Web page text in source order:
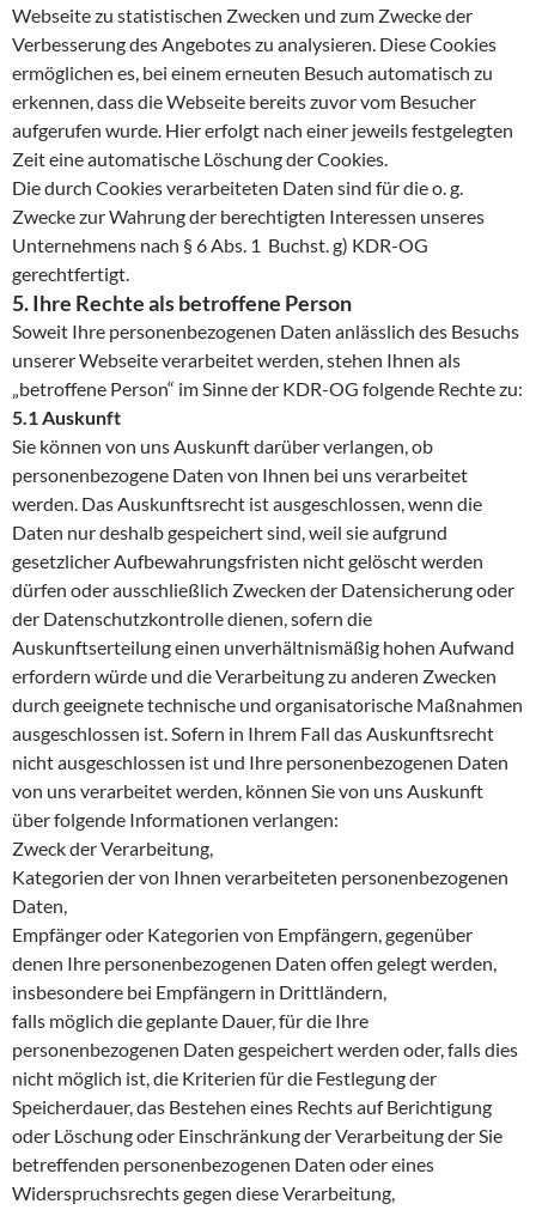
Webseite zu statistischen Zwecken und zum Zwecke der
Verbesserung des Angebotes zu analysieren. Diese Cookies
ermöglichen es, bei einem erneuten Besuch automatisch zu
erkennen, dass die Webseite bereits zuvor vom Besucher
aufgerufen wurde. Hier erfolgt nach einer jeweils festgelegten
Zeit eine automatische Löschung der Cookies.
Die durch Cookies verarbeiteten Daten sind für die o. g.
Zwecke zur Wahrung der berechtigten Interessen unseres
Unternehmens nach § 6 Abs. 1 Buchst. g) KDR-OG
gerechtfertigt.
5. Ihre Rechte als betroffene Person
Soweit Ihre personenbezogenen Daten anlässlich des Besuchs
unserer Webseite verarbeitet werden, stehen Ihnen als
„betroffene Person“ im Sinne der KDR-OG folgende Rechte zu:
5.1 Auskunft
Sie können von uns Auskunft darüber verlangen, ob
personenbezogene Daten von Ihnen bei uns verarbeitet
werden. Das Auskunftsrecht ist ausgeschlossen, wenn die
Daten nur deshalb gespeichert sind, weil sie aufgrund
gesetzlicher Aufbewahrungsfristen nicht gelöscht werden
dürfen oder ausschließlich Zwecken der Datensicherung oder
der Datenschutzkontrolle dienen, sofern die
Auskunftserteilung einen unverhältnismäßig hohen Aufwand
erfordern würde und die Verarbeitung zu anderen Zwecken
durch geeignete technische und organisatorische Maßnahmen
ausgeschlossen ist. Sofern in Ihrem Fall das Auskunftsrecht
nicht ausgeschlossen ist und Ihre personenbezogenen Daten
von uns verarbeitet werden, können Sie von uns Auskunft
über folgende Informationen verlangen:
Zweck der Verarbeitung,
Kategorien der von Ihnen verarbeiteten personenbezogenen
Daten,
Empfänger oder Kategorien von Empfängern, gegenüber
denen Ihre personenbezogenen Daten offen gelegt werden,
insbesondere bei Empfängern in Drittländern,
falls möglich die geplante Dauer, für die Ihre
personenbezogenen Daten gespeichert werden oder, falls dies
nicht möglich ist, die Kriterien für die Festlegung der
Speicherdauer, das Bestehen eines Rechts auf Berichtigung
oder Löschung oder Einschränkung der Verarbeitung der Sie
betreffenden personenbezogenen Daten oder eines
Widerspruchsrechts gegen diese Verarbeitung,